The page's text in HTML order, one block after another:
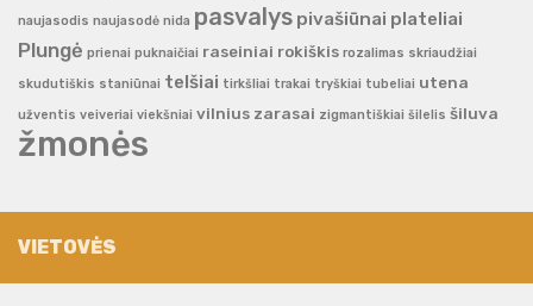
naujasodis naujasodė nida pasvalys pivašiūnai plateliai
Plungė prienai puknaičiai raseiniai rokiškis rozalimas skriaudžiai
skudutiškis staniūnai telšiai tirkšliai trakai tryškiai tubeliai utena
užventis veiveriai viekšniai vilnius zarasai zigmantiškiai šilelis šiluva
žmonės
VIETOVĖS